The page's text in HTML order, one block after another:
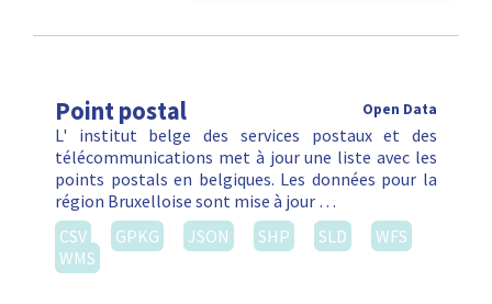
Point postal Open Data
L' institut belge des services postaux et des
télécommunications met à jour une liste avec les
points postals en belgiques. Les données pour la
région Bruxelloise sont mise à jour …
CSV
GPKG JSON SHP SLD
WFS
WMS